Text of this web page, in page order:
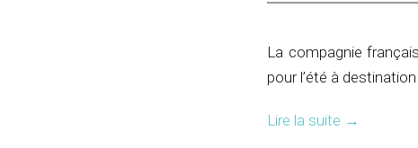
La compagnie
pour l’été à
Lire la suite →